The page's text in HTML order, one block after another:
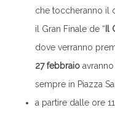
che toccheranno il
il Gran Finale de “ Il
dove verranno
27 febbraio
sempre in Piazza
a partire dalle ore